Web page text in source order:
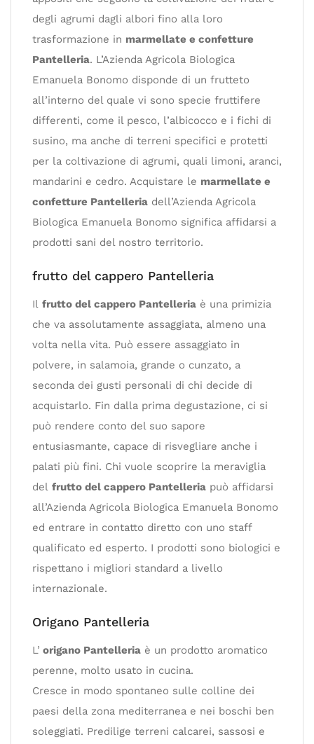
degli agrumi dagli albori fino alla loro
trasformazione in marmellate e confetture
Pantelleria. L’Azienda Agricola Biologica
Emanuela Bonomo disponde di un frutteto
all’interno del quale vi sono specie fruttifere
differenti, come il pesco, l’albicocco e i fichi di
susino, ma anche di terreni specifici e protetti
per la coltivazione di agrumi, quali limoni, aranci,
mandarini e cedro. Acquistare le marmellate e
confetture Pantelleria dell’Azienda Agricola
Biologica Emanuela Bonomo significa affidarsi a
prodotti sani del nostro territorio.
frutto del cappero Pantelleria
Il frutto del cappero Pantelleria è una primizia
che va assolutamente assaggiata, almeno una
volta nella vita. Può essere assaggiato in
polvere, in salamoia, grande o cunzato, a
seconda dei gusti personali di chi decide di
acquistarlo. Fin dalla prima degustazione, ci si
può rendere conto del suo sapore
entusiasmante, capace di risvegliare anche i
palati più fini. Chi vuole scoprire la meraviglia
del frutto del cappero Pantelleria può affidarsi
all’Azienda Agricola Biologica Emanuela Bonomo
ed entrare in contatto diretto con uno staff
qualificato ed esperto. I prodotti sono biologici e
rispettano i migliori standard a livello
internazionale.
Origano Pantelleria
L’ origano Pantelleria è un prodotto aromatico
perenne, molto usato in cucina.
Cresce in modo spontaneo sulle colline dei
paesi della zona mediterranea e nei boschi ben
soleggiati. Predilige terreni calcarei, sassosi e